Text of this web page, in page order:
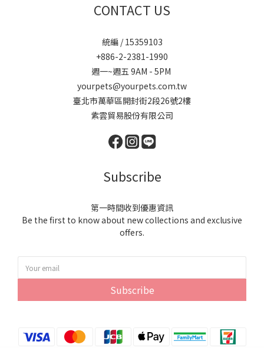
CONTACT US
統編 / 15359103
+886-2-2381-1990
週一~週五 9AM - 5PM
yourpets@yourpets.com.tw
臺北市萬華區開封街2段26號2樓
紫雲貿易股份有限公司
Subscribe
第一時間收到優惠資訊
Be the first to know about new collections and exclusive
offers.
Subscribe